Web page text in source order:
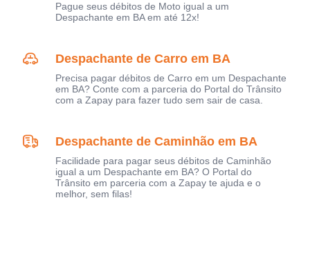
Pague seus débitos de Moto igual a um
Despachante em BA em até 12x!
Despachante de Carro em BA
Precisa pagar débitos de Carro em um Despachante
em BA? Conte com a parceria do Portal do Trânsito
com a Zapay para fazer tudo sem sair de casa.
Despachante de Caminhão em BA
Facilidade para pagar seus débitos de Caminhão
igual a um Despachante em BA? O Portal do
Trânsito em parceria com a Zapay te ajuda e o
melhor, sem filas!